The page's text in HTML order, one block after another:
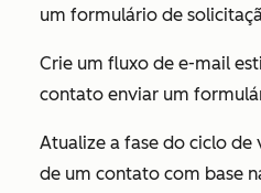
um formulário de
Crie um fluxo de e-mail
contato enviar um
Atualize a fase do ciclo de
de um contato com base